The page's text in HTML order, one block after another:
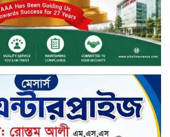
টাঙ্গাইল জেলা পরিষদের ২৩লাখ টাকার
অনুদান বিতরণ
ডিজিটাল স্ক্রিন ছেড়ে ফসলের মাঠে
শিক্ষার্থীরা; টাঙ্গাইলের মহিষমারা কলেজে
খুন্তি-কোদালে তরুণদের নতুন বিপ্লব!
শান্তা পিনাকলে প্রিমিয়ার ব্যাংকের বোর্ড
সভা অনুষ্ঠিত